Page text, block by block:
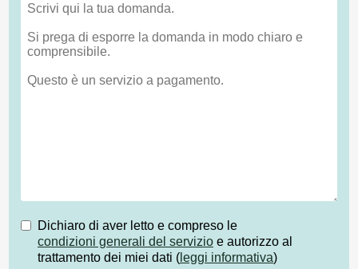
Dichiaro di aver letto e compreso le
condizioni generali del servizio e autorizzo al
trattamento dei miei dati ( leggi informativa)